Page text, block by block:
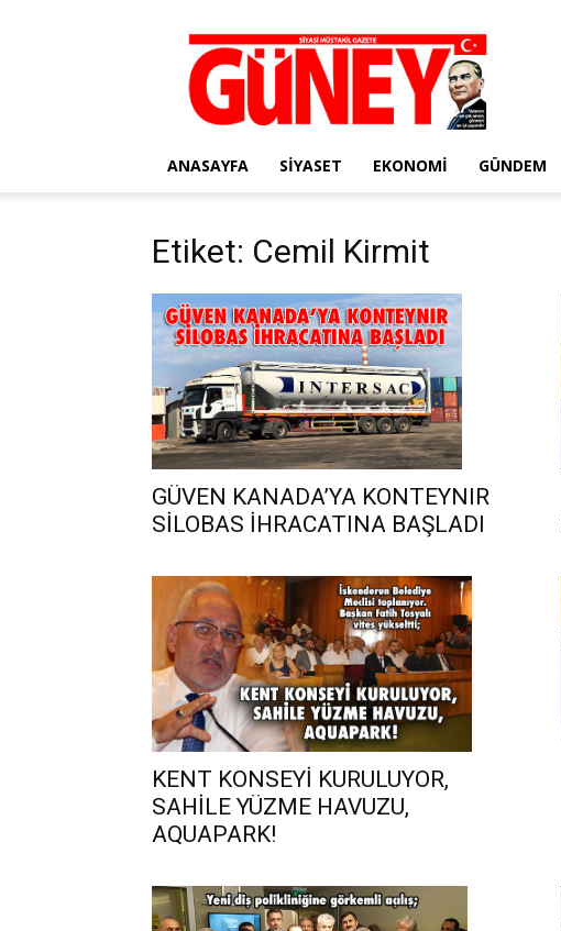
Gazete
Güney
ANASAYFA SIYASET EKONOMI GÜNDEM
Etiket: Cemil Kirmit
GÜVEN KANADA’YA KONTEYNIR
SİLOBAS İHRACATINA BAŞLADI
KENT KONSEYİ KURULUYOR,
SAHİLE YÜZME HAVUZU,
AQUAPARK!